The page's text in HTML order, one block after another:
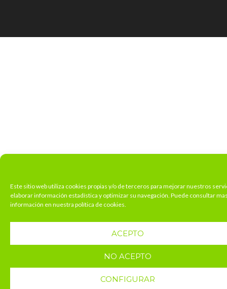
Este sitio web utiliza cookies propias y/o de terceros para mejorar nuestros
elaborar información estadística y optimizar su navegación. Puede consultar
información en nuestra política de cookies.
ACEPTO
NO ACEPTO
CONFIGURAR